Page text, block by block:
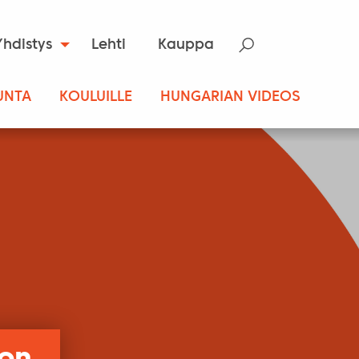
Lehti Kauppa
KOULUILLE HUNGARIAN VIDEOS